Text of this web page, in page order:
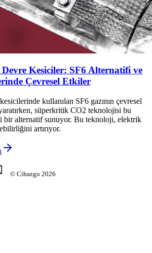
Kesiciler: SF6 Alternatifi ve
Çevresel Etkiler
kullanılan SF6 gazının çevresel
süperkritik CO2 teknolojisi bu
bir alternatif sunuyor. Bu teknoloji, elektrik
artırıyor.
© Cihazgo 2026